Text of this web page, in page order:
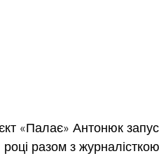
«Палає» Антонюк
році разом з